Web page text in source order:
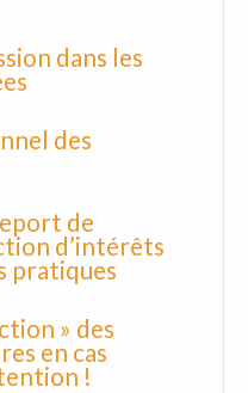
dans les
des
de
d’intérêts
pratiques
» des
en cas
!